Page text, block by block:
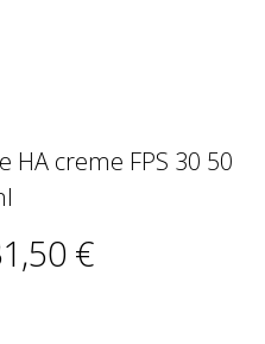
HA creme FPS 30 50
€